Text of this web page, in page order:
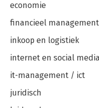
economie
financieel management
inkoop en logistiek
internet en social media
it-management / ict
juridisch